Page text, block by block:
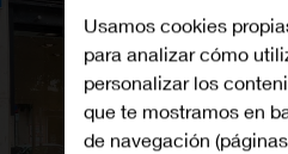
Usamos cookies
para analizar cómo
personalizar los
que te mostramos en
de navegación